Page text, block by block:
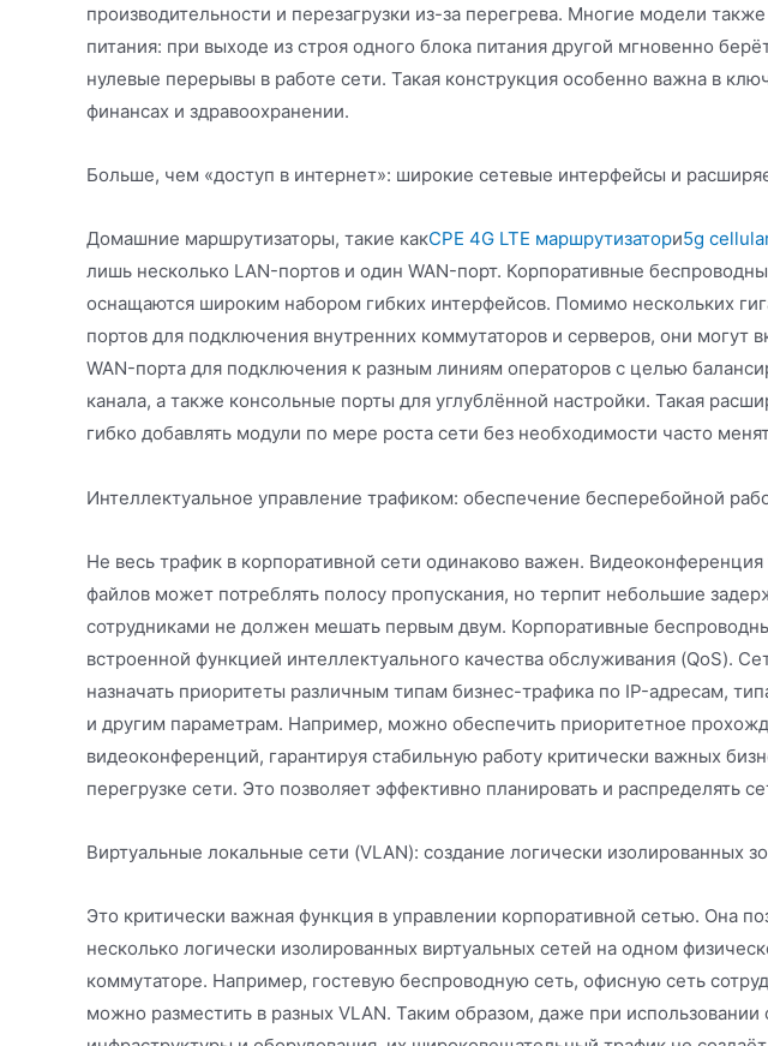
производительности и перезагрузки из-за перегрева. Многие модели
питания: при выходе из строя одного блока питания другой мгновенно
нулевые перерывы в работе сети. Такая конструкция особенно важна в
финансах и здравоохранении.
Больше, чем «доступ в интернет»: широкие сетевые интерфейсы и
Домашние маршрутизаторы, такие какCPE 4G LTE маршрутизатори5g
лишь несколько LAN-портов и один WAN-порт. Корпоративные
оснащаются широким набором гибких интерфейсов. Помимо нескольких
портов для подключения внутренних коммутаторов и серверов, они могут
WAN-порта для подключения к разным линиям операторов с целью
канала, а также консольные порты для углублённой настройки. Такая
гибко добавлять модули по мере роста сети без необходимости часто
Интеллектуальное управление трафиком: обеспечение бесперебойной
Не весь трафик в корпоративной сети одинаково важен. Видеоконференция
файлов может потреблять полосу пропускания, но терпит небольшие
сотрудниками не должен мешать первым двум. Корпоративные
встроенной функцией интеллектуального качества обслуживания (QoS).
назначать приоритеты различным типам бизнес-трафика по IP-адресам,
и другим параметрам. Например, можно обеспечить приоритетное
видеоконференций, гарантируя стабильную работу критически важных
перегрузке сети. Это позволяет эффективно планировать и распределять
Виртуальные локальные сети (VLAN): создание логически изолированных
Это критически важная функция в управлении корпоративной сетью. Она
несколько логически изолированных виртуальных сетей на одном
коммутаторе. Например, гостевую беспроводную сеть, офисную сеть
можно разместить в разных VLAN. Таким образом, даже при